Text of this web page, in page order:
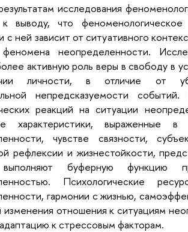
исследования
выводу, что
с ней зависит от ситуативного
неопределенности.
активную роль веры в свободу в
личности, в отличие от
непредсказуемости событий.
реакций на ситуации
характеристики, выраженные
чувстве связности,
рефлексии и жизнестойкости,
буферную функцию
Психологические
гармонии с жизнью,
отношения к ситуациям
к стрессовым факторам.